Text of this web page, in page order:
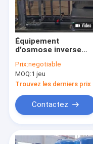
Équipement
d'osmose inverse
unique 4T Système
d'eau potable
Prix:negotiable
MOQ:1 jeu
Trouvez les derniers prix
Contactez